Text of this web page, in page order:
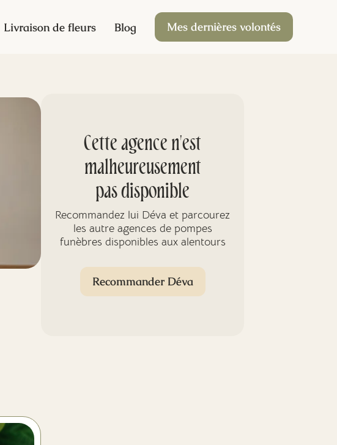
Livraison de fleurs Blog Mes dernières volontés
Cette agence n'est
malheureusement
pas disponible
Recommandez lui Déva et parcourez
les autre agences de pompes
funèbres disponibles aux alentours
Recommander Déva